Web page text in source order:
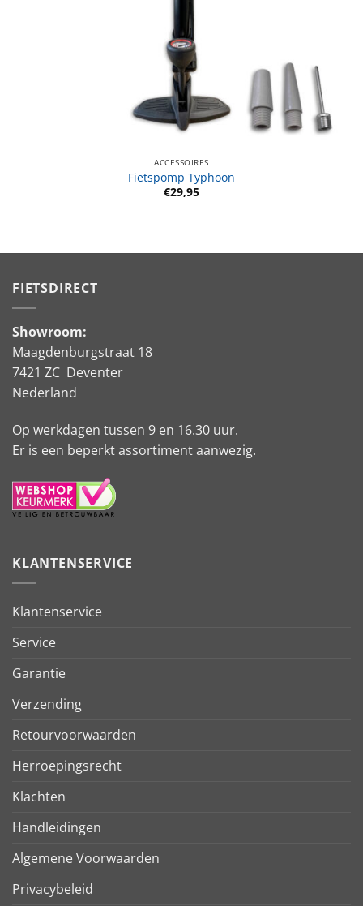
ACCESSOIRES
Fietspomp Typhoon
€29,95
FIETSDIRECT
Showroom:
Maagdenburgstraat 18
7421 ZC Deventer
Nederland
Op werkdagen tussen 9 en 16.30 uur.
Er is een beperkt assortiment aanwezig.
KLANTENSERVICE
Klantenservice
Service
Garantie
Verzending
Retourvoorwaarden
Herroepingsrecht
Klachten
Handleidingen
Algemene Voorwaarden
Privacybeleid